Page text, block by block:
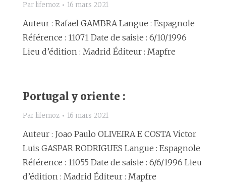
Par lifemoz 16 mars 2021
Auteur : Rafael GAMBRA Langue : Espagnole
Référence : 11071 Date de saisie : 6/10/1996
Lieu d’édition : Madrid Éditeur : Mapfre
Portugal y oriente :
Par lifemoz 16 mars 2021
Auteur : Joao Paulo OLIVEIRA E COSTA Victor
Luis GASPAR RODRIGUES Langue : Espagnole
Référence : 11055 Date de saisie : 6/6/1996 Lieu
d’édition : Madrid Éditeur : Mapfre